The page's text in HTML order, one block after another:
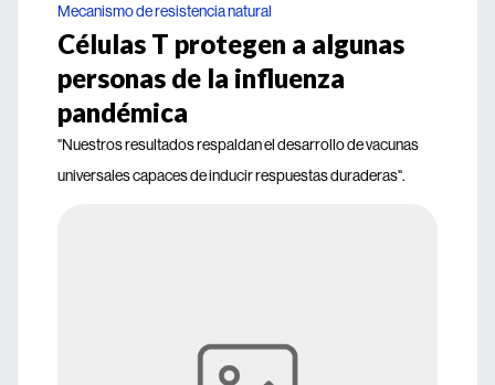
Mecanismo de resistencia natural
Células T protegen a algunas
personas de la influenza
pandémica
"Nuestros resultados respaldan el desarrollo de vacunas
universales capaces de inducir respuestas duraderas".